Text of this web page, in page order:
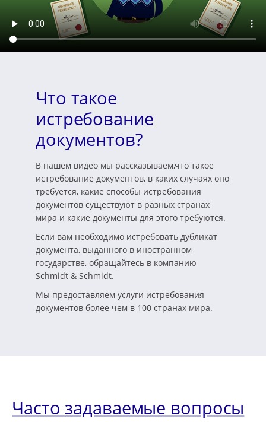
Что такое
истребование
документов?
В нашем видео мы рассказываем,что такое
истребование документов, в каких случаях оно
требуется, какие способы истребования
документов существуют в разных странах
мира и какие документы для этого требуются.
Если вам необходимо истребовать дубликат
документа, выданного в иностранном
государстве, обращайтесь в компанию
Schmidt & Schmidt.
Мы предоставляем услуги истребования
документов более чем в 100 странах мира.
Часто задаваемые вопросы